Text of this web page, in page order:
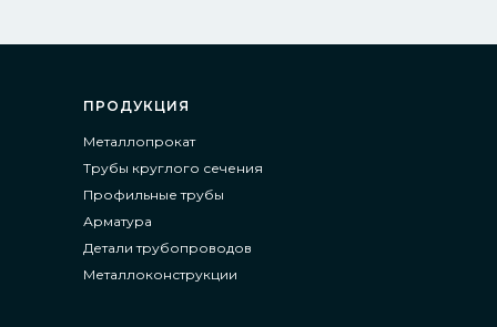
ПРОДУКЦИЯ
Металлопрокат
Трубы круглого сечения
Профильные трубы
Арматура
Детали трубопроводов
Металлоконструкции